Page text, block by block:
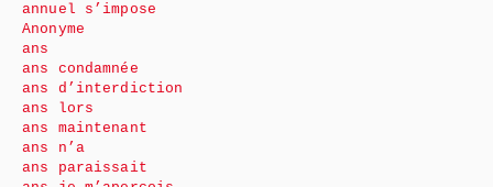
annuel s’impose
Anonyme
ans
ans condamnée
ans d’interdiction
ans lors
ans maintenant
ans n’a
ans paraissait